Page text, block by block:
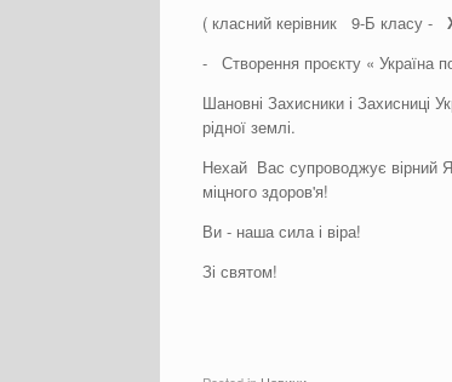
( класний керівник 9-Б класу -
- Створення проєкту « Україна
Шановні Захисники і Захисниці
рідної землі.
Нехай Вас супроводжує вірний
міцного здоров'я!
Ви - наша сила і віра!
Зі святом!